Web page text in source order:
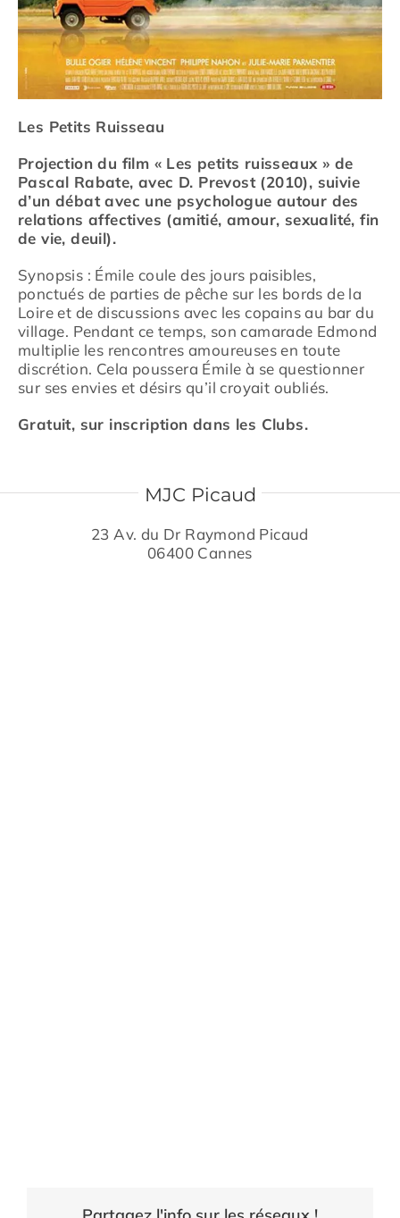
Les Petits Ruisseau
Projection du film « Les petits ruisseaux » de
Pascal Rabate, avec D. Prevost (2010), suivie
d’un débat avec une psychologue autour des
relations affectives (amitié, amour, sexualité, fin
de vie, deuil).
Synopsis : Émile coule des jours paisibles,
ponctués de parties de pêche sur les bords de la
Loire et de discussions avec les copains au bar du
village. Pendant ce temps, son camarade Edmond
multiplie les rencontres amoureuses en toute
discrétion. Cela poussera Émile à se questionner
sur ses envies et désirs qu’il croyait oubliés.
Gratuit, sur inscription dans les Clubs.
MJC Picaud
23 Av. du Dr Raymond Picaud
06400 Cannes